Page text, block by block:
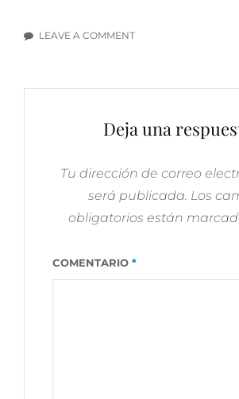
LEAVE A COMMENT
Deja una
Tu dirección de correo
será publicada. Los
obligatorios están
COMENTARIO *